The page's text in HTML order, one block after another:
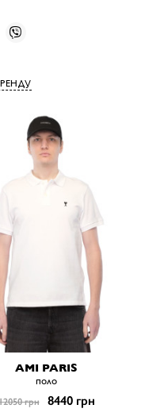
AMI PARIS
поло
грн 8440 грн